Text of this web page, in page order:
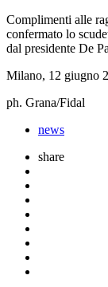
Complimenti alle
confermato lo
dal presidente De
Milano, 12 giugno
ph. Grana/Fidal
news
share